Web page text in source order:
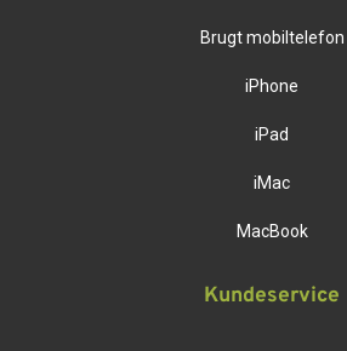
Brugt mobiltelefon
iPhone
iPad
iMac
MacBook
Kundeservice